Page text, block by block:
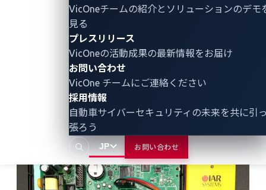
VicOneチームの紹介とソリューションのデモ
見る
プレスリリース
VicOneの活動成果の最新情報をお届け
お問い合わせ
VicOne チームにご連絡ください
採用情報
自動車サイバーセキュリティの未来を共に引
張ろう
JP お問い合わせ
イント設定、メモリやCPUレジスタの値の表示および
設定が可能なデバッグソフトウェアを使用するために
重要です。最終的にデバッガーを使って、ターゲット
のCPUを操作し、ファームウェアを抽出することがで